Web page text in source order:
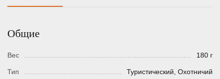
Общие
Вес 180 г
Тип Туристический, Охотничий